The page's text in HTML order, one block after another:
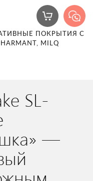
ПОКРЫТИЯ С
MILQ
SL-
—